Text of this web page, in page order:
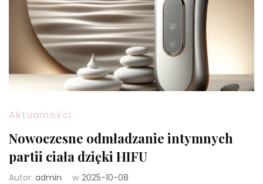
Aktualności
Nowoczesne odmładzanie intymnych
partii ciała dzięki HIFU
Autor: admin w 2025-10-08